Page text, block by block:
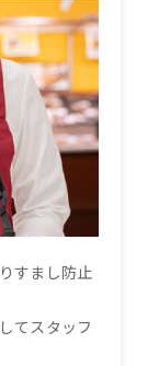
すまし防止
てスタッフ